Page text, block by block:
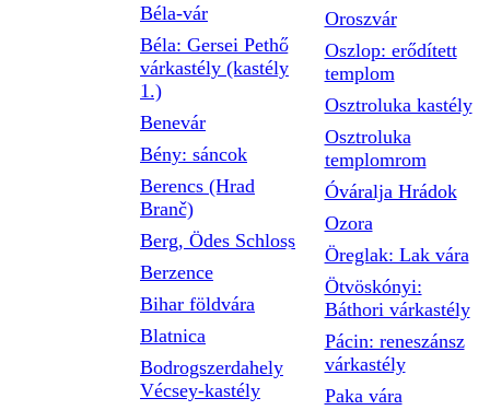
Béla-vár
Béla: Gersei Pethő
várkastély (kastély
1.)
Benevár
Bény: sáncok
Berencs (Hrad
Branč)
Berg, Ödes Schloss
Berzence
Bihar földvára
Blatnica
Bodrogszerdahely
Vécsey-kastély
Oroszvár
Oszlop: erődített
templom
Osztroluka kastély
Osztroluka
templomrom
Óváralja Hrádok
Ozora
Öreglak: Lak vára
Ötvöskónyi:
Báthori várkastély
Pácin: reneszánsz
várkastély
Paka vára